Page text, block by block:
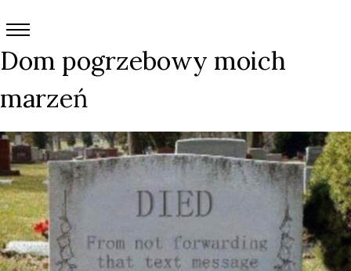
Dom pogrzebowy moich
marzeń